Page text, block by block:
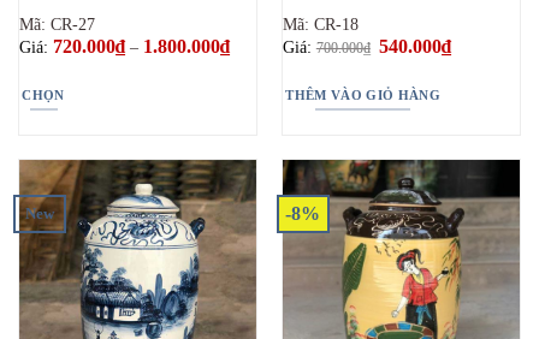
trên
trang
phẩm
Mã: CR-27
Giá: 720.000₫ – 1.800.000₫Khoảng
giá:
720.000₫
CHỌN
này
có
nhiều
biến
thể.
Các
Mã: CR-18
Giá:700.000₫ Giá
700.000₫.
540.000₫Giá
hiện
THÊM VÀO GIỎ HÀNG
New -8%